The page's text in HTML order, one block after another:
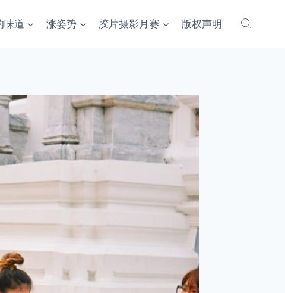
味道 涨姿势 胶片摄影月赛 版权声明